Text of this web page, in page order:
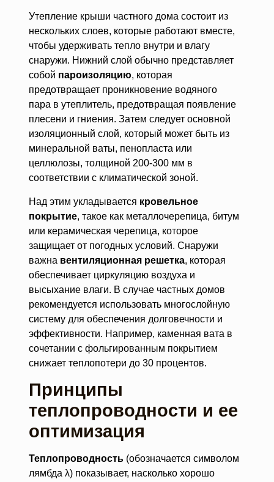
Утепление крыши частного дома состоит из
нескольких слоев, которые работают вместе,
чтобы удерживать тепло внутри и влагу
снаружи. Нижний слой обычно представляет
собой пароизоляцию, которая
предотвращает проникновение водяного
пара в утеплитель, предотвращая появление
плесени и гниения. Затем следует основной
изоляционный слой, который может быть из
минеральной ваты, пенопласта или
целлюлозы, толщиной 200-300 мм в
соответствии с климатической зоной.
Над этим укладывается кровельное
покрытие, такое как металлочерепица, битум
или керамическая черепица, которое
защищает от погодных условий. Снаружи
важна вентиляционная решетка, которая
обеспечивает циркуляцию воздуха и
высыхание влаги. В случае частных домов
рекомендуется использовать многослойную
систему для обеспечения долговечности и
эффективности. Например, каменная вата в
сочетании с фольгированным покрытием
снижает теплопотери до 30 процентов.
Принципы
теплопроводности и ее
оптимизация
Теплопроводность(обозначается символом
лямбда λ) показывает, насколько хорошо